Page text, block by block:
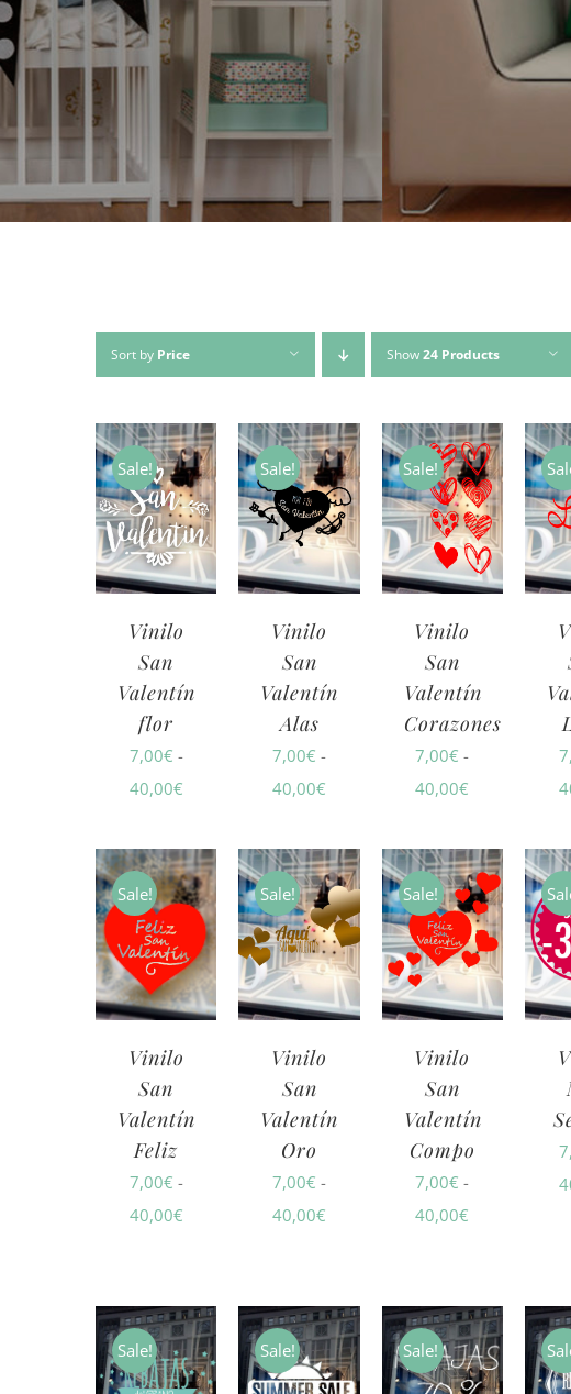
Sort by Price Show24 Products
Sale! SELECCIONAR
OPCIONES
ESTE
PRODUCTO
TIENE
MÚLTIPLES
LAS
OPCIONES
SE
ELEGIR
LA
PÁGINA
Vinilo
San
Valentín
flor
7,00€ -
40,00€Rango
precios:
desde
7,00€
hasta
40,00€
Sale! SELECCIONAR
OPCIONES
ESTE
PRODUCTO
TIENE
MÚLTIPLES
LAS
OPCIONES
SE
ELEGIR
LA
PÁGINA
Vinilo
San
Valentín
Alas
7,00€ -
40,00€
precios:
desde
7,00€
hasta
40,00€
Sale! SELECCIONAR
OPCIONES
ESTE
PRODUCTO
TIENE
MÚLTIPLES
LAS
OPCIONES
SE
PUEDEN
ELEGIR
LA
PÁGINA
Vinilo
San
Valentín
Corazones
7,00€ -
40,00€
precios:
desde
7,00€
hasta
40,00€
Sale! SELECCIONAR
OPCIONES
ESTE
PRODUCTO
TIENE
MÚLTIPLES
LAS
OPCIONES
SE
ELEGIR
LA
PÁGINA
Vinilo
San
Valentín
Feliz
7,00€ -
40,00€Rango
desde
7,00€
hasta
Sale! SELECCIONAR
OPCIONES
ESTE
PRODUCTO
TIENE
MÚLTIPLES
LAS
OPCIONES
SE
ELEGIR
LA
PÁGINA
Vinilo
San
Valentín
Oro
7,00€ -
40,00€
desde
7,00€
hasta
Sale! SELECCIONAR
OPCIONES
ESTE
PRODUCTO
TIENE
MÚLTIPLES
LAS
OPCIONES
SE
PUEDEN
ELEGIR
LA
PÁGINA
Vinilo
San
Valentín
Compo
7,00€ -
40,00€
desde
7,00€
hasta
Sale! SELECCIONAR
OPCIONES
Sale! SELECCIONAR
OPCIONES
Sale! SELECCIONAR
OPCIONES